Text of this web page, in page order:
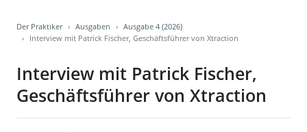
Der Praktiker Ausgaben
Ausgabe 4 (2026)
Interview mit Patrick Fischer, Geschäftsführer von Xtraction
Interview mit Patrick Fischer,
Geschäftsführer von Xtraction